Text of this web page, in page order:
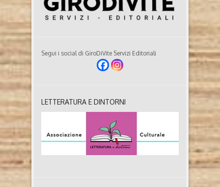
Segui i social di GiroDiVite Servizi Editoriali
LETTERATURA E DINTORNI